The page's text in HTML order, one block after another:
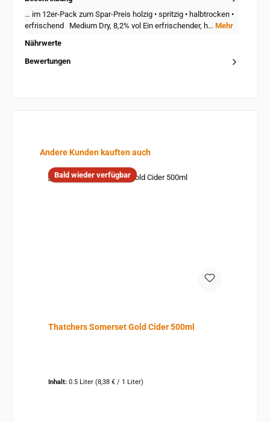
… im 12er-Pack zum Spar-Preis holzig • spritzig • halbtrocken •
erfrischend Medium Dry, 8,2% vol Ein erfrischender, h… Mehr
Nährwerte
Bewertungen
Produktgalerie überspringen
Andere Kunden kauften auch
Bald wieder verfügbar
Thatchers Somerset Gold Cider 500ml
Inhalt: 0.5 Liter (8,38 € / 1 Liter)